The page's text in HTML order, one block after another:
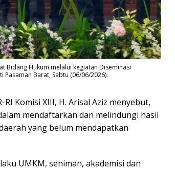
Bidang Hukum melalui kegiatan Diseminasi
Barat, Sabtu (06/06/2026).
Komisi XIII, H. Arisal Aziz menyebut,
mendaftarkan dan melindungi hasil
yang belum mendapatkan
UMKM, seniman, akademisi dan